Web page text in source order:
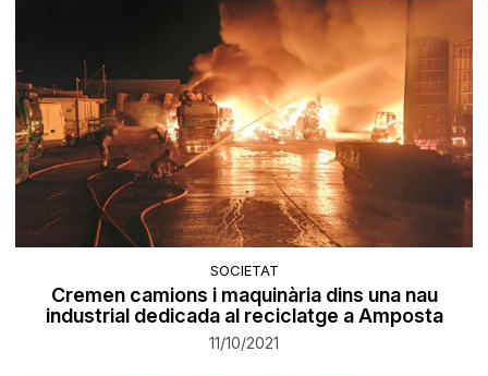
SOCIETAT
Cremen camions i maquinària dins una nau
industrial dedicada al reciclatge a Amposta
11/10/2021